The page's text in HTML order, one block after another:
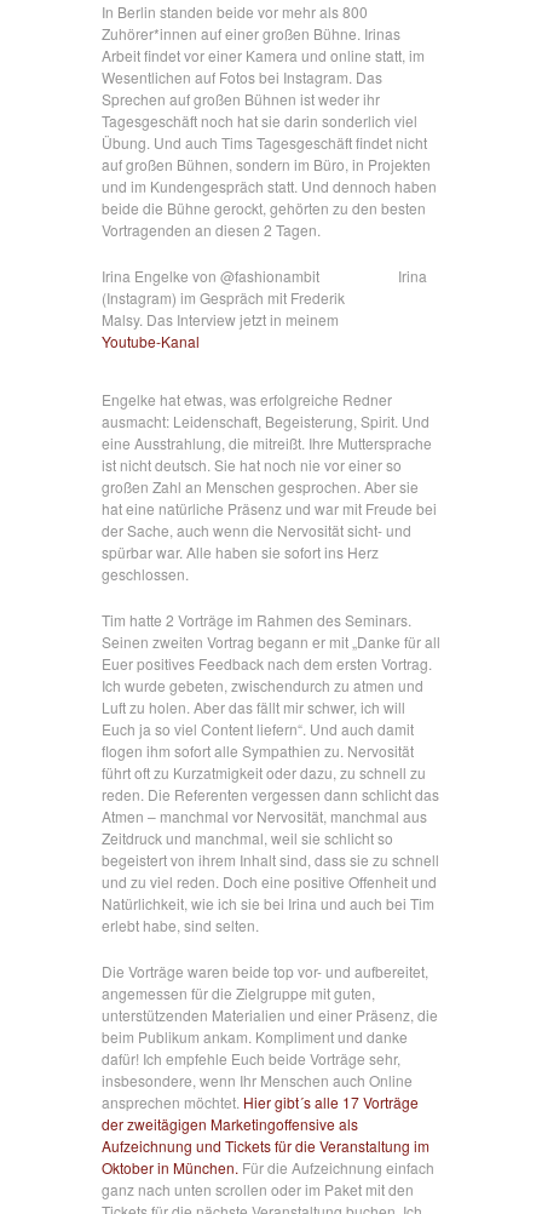
In Berlin standen beide vor mehr als 800
Zuhörer*innen auf einer großen Bühne. Irinas
Arbeit findet vor einer Kamera und online statt, im
Wesentlichen auf Fotos bei Instagram. Das
Sprechen auf großen Bühnen ist weder ihr
Tagesgeschäft noch hat sie darin sonderlich viel
Übung. Und auch Tims Tagesgeschäft findet nicht
auf großen Bühnen, sondern im Büro, in Projekten
und im Kundengespräch statt. Und dennoch haben
beide die Bühne gerockt, gehörten zu den besten
Vortragenden an diesen 2 Tagen.
Irina Engelke von @fashionambit
(Instagram) im Gespräch mit Frederik
Malsy. Das Interview jetzt in meinem
Youtube-Kanal
Irina
Engelke hat etwas, was erfolgreiche Redner
ausmacht: Leidenschaft, Begeisterung, Spirit. Und
eine Ausstrahlung, die mitreißt. Ihre Muttersprache
ist nicht deutsch. Sie hat noch nie vor einer so
großen Zahl an Menschen gesprochen. Aber sie
hat eine natürliche Präsenz und war mit Freude bei
der Sache, auch wenn die Nervosität sicht- und
spürbar war. Alle haben sie sofort ins Herz
geschlossen.
Tim hatte 2 Vorträge im Rahmen des Seminars.
Seinen zweiten Vortrag begann er mit „Danke für all
Euer positives Feedback nach dem ersten Vortrag.
Ich wurde gebeten, zwischendurch zu atmen und
Luft zu holen. Aber das fällt mir schwer, ich will
Euch ja so viel Content liefern“. Und auch damit
flogen ihm sofort alle Sympathien zu. Nervosität
führt oft zu Kurzatmigkeit oder dazu, zu schnell zu
reden. Die Referenten vergessen dann schlicht das
Atmen – manchmal vor Nervosität, manchmal aus
Zeitdruck und manchmal, weil sie schlicht so
begeistert von ihrem Inhalt sind, dass sie zu schnell
und zu viel reden. Doch eine positive Offenheit und
Natürlichkeit, wie ich sie bei Irina und auch bei Tim
erlebt habe, sind selten.
Die Vorträge waren beide top vor- und aufbereitet,
angemessen für die Zielgruppe mit guten,
unterstützenden Materialien und einer Präsenz, die
beim Publikum ankam. Kompliment und danke
dafür! Ich empfehle Euch beide Vorträge sehr,
insbesondere, wenn Ihr Menschen auch Online
ansprechen möchtet. Hier gibt´s alle 17 Vorträge
der zweitägigen Marketingoffensive als
Aufzeichnung und Tickets für die Veranstaltung im
Oktober in München. Für die Aufzeichnung einfach
ganz nach unten scrollen oder im Paket mit den